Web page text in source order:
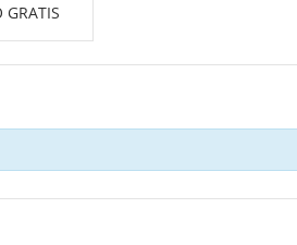
GRATIS